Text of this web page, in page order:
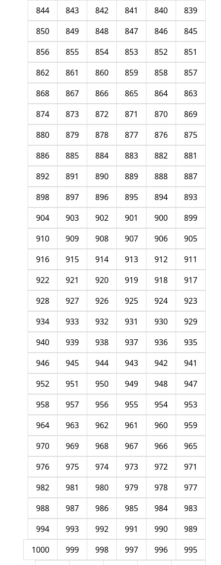
839
840
841
842
843
844
845
846
847
848
849
850
851
852
853
854
855
856
857
858
859
860
861
862
863
864
865
866
867
868
869
870
871
872
873
874
875
876
877
878
879
880
881
882
883
884
885
886
887
888
889
890
891
892
893
894
895
896
897
898
899
900
901
902
903
904
905
906
907
908
909
910
911
912
913
914
915
916
917
918
919
920
921
922
923
924
925
926
927
928
929
930
931
932
933
934
935
936
937
938
939
940
941
942
943
944
945
946
947
948
949
950
951
952
953
954
955
956
957
958
959
960
961
962
963
964
965
966
967
968
969
970
971
972
973
974
975
976
977
978
979
980
981
982
983
984
985
986
987
988
989
990
991
992
993
994
995
996
997
998
999
1000